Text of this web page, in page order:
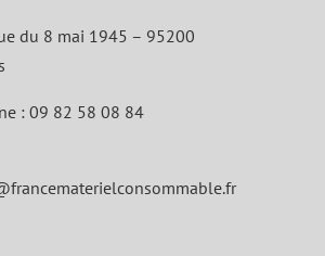
du 8 mai 1945 – 95200
: 09 82 58 08 84